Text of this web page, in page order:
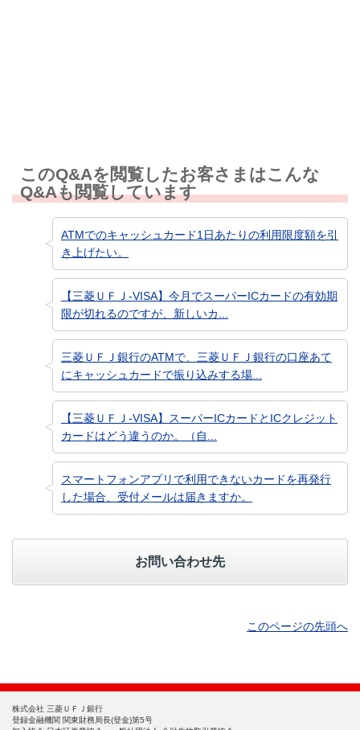
このQ&Aを閲覧したお客さまはこんな
Q&Aも閲覧しています
ATMでのキャッシュカード1日あたりの利用限度額を引
き上げたい。
【三菱ＵＦＪ-VISA】今月でスーパーICカードの有効期
限が切れるのですが、新しいカ...
三菱ＵＦＪ銀行のATMで、三菱ＵＦＪ銀行の口座あて
にキャッシュカードで振り込みする場...
【三菱ＵＦＪ-VISA】スーパーICカードとICクレジット
カードはどう違うのか。（自...
スマートフォンアプリで利用できないカードを再発行
した場合、受付メールは届きますか。
お問い合わせ先
このページの先頭へ
株式会社 三菱ＵＦＪ銀行
登録金融機関 関東財務局長(登金)第5号